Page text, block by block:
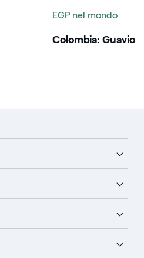
EGP nel mondo
Colombia: Guavio